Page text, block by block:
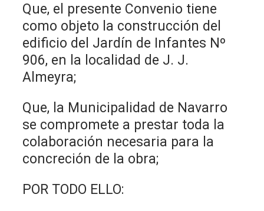
Que, el presente Convenio tiene
como objeto la construcción del
edificio del Jardín de Infantes Nº
906, en la localidad de J. J.
Almeyra;
Que, la Municipalidad de Navarro
se compromete a prestar toda la
colaboración necesaria para la
concreción de la obra;
POR TODO ELLO: